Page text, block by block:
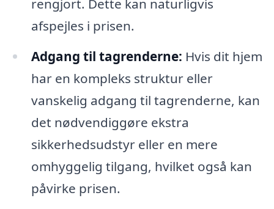
rengjort. Dette kan naturligvis
afspejles i prisen.
Adgang til tagrenderne: Hvis dit hjem
har en kompleks struktur eller
vanskelig adgang til tagrenderne, kan
det nødvendiggøre ekstra
sikkerhedsudstyr eller en mere
omhyggelig tilgang, hvilket også kan
påvirke prisen.